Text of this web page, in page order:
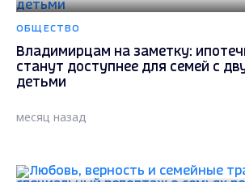
ОБЩЕСТВО
Владимирцам на заметку:
станут доступнее для семей с
детьми
месяц назад